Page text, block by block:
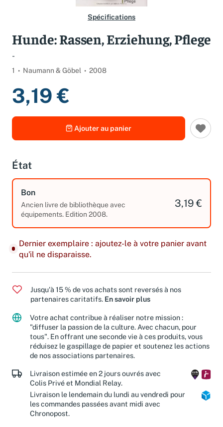
Spécifications
Hunde: Rassen, Erziehung, Pflege
-
1 Naumann & Göbel 2008
3,19 €
Ajouter au panier
État
Bon
Ancien livre de bibliothèque avec
équipements. Edition 2008.
3,19 €
Dernier exemplaire : ajoutez-le à votre panier avant
qu'il ne disparaisse.
Jusqu'à 15 % de vos achats sont reversés à nos
partenaires caritatifs. En savoir plus
Votre achat contribue à réaliser notre mission :
"diffuser la passion de la culture. Avec chacun, pour
tous". En offrant une seconde vie à ces produits, vous
réduisez le gaspillage de papier et soutenez les actions
de nos associations partenaires.
Livraison estimée en 2 jours ouvrés avec
Colis Privé et Mondial Relay.
Livraison le lendemain du lundi au vendredi pour
les commandes passées avant midi avec
Chronopost.